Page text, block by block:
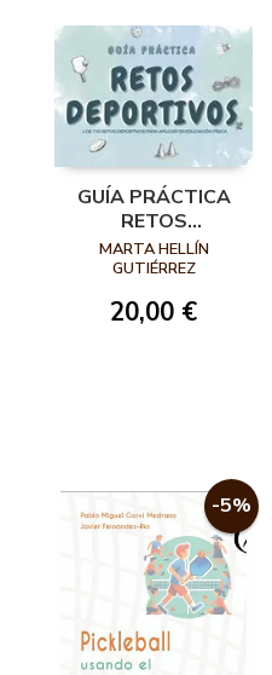
GUÍA PRÁCTICA
RETOS
DEPORTIVOS
MARTA HELLÍN
GUTIÉRREZ
20,00 €
-5%